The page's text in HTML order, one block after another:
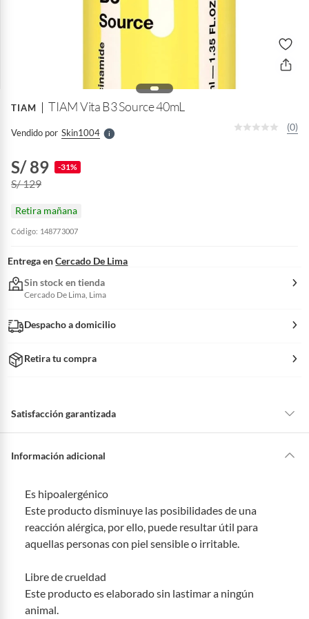
TIAM TIAM Vita B3 Source 40mL
Vendido por Skin1004S
l
l
e
r
I
n
f
(0)
S/ 89 -31%
S/ 129
Retira mañana
Código: 148773007
Entrega en Cercado De Lima
Sin stock en tienda
Cercado De Lima, Lima
Despacho a domicilio
Retira tu compra
Satisfacción garantizada
hacer una devolución.
Conoce cuáles son:
Productos vendidos por
Falabella, Tottus y otros vendedores tienen:
48 horas: cemento, mezclas de hormigón, morteros, yeso y otros
7 días: colchones y productos de combustión.
Productos vendidos porSodimactienen:
Información adicional
Es hipoalergénico
Este producto disminuye las posibilidades de una
reacción alérgica, por ello, puede resultar útil para
aquellas personas con piel sensible o irritable.
Libre de crueldad
Este producto es elaborado sin lastimar a ningún
animal.